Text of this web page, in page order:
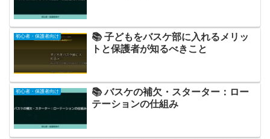
初心者・保護者向け
📚 子どもをバスケ部に入れるメリッ
トと保護者が知るべきこと
初心者・保護者向け
📚 バスケの補欠・スターター：ロー
テーションの仕組み